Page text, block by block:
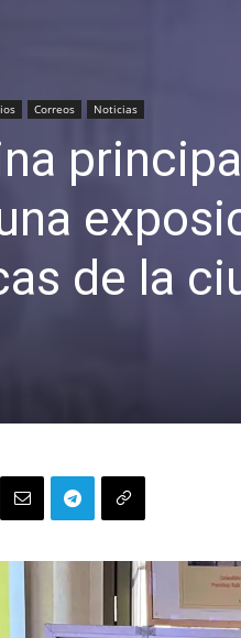
Correos Noticias
de la